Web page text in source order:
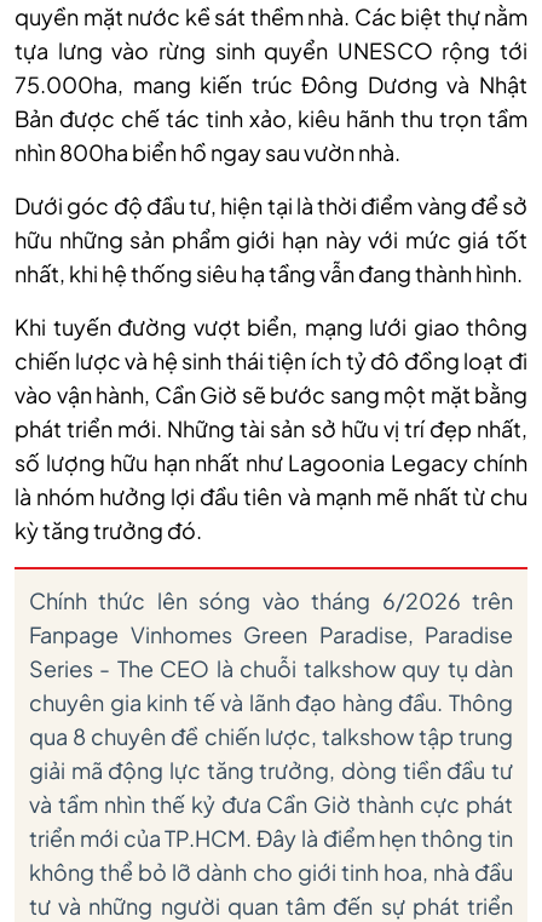
quyền mặt nước kề sát thềm nhà. Các biệt thự nằm
tựa lưng vào rừng sinh quyển UNESCO rộng tới
75.000ha, mang kiến trúc Đông Dương và Nhật
Bản được chế tác tinh xảo, kiêu hãnh thu trọn tầm
nhìn 800ha biển hồ ngay sau vườn nhà.
Dưới góc độ đầu tư, hiện tại là thời điểm vàng để sở
hữu những sản phẩm giới hạn này với mức giá tốt
nhất, khi hệ thống siêu hạ tầng vẫn đang thành hình.
Khi tuyến đường vượt biển, mạng lưới giao thông
chiến lược và hệ sinh thái tiện ích tỷ đô đồng loạt đi
vào vận hành, Cần Giờ sẽ bước sang một mặt bằng
phát triển mới. Những tài sản sở hữu vị trí đẹp nhất,
số lượng hữu hạn nhất như Lagoonia Legacy chính
là nhóm hưởng lợi đầu tiên và mạnh mẽ nhất từ chu
kỳ tăng trưởng đó.
Chính thức lên sóng vào tháng 6/2026 trên
Fanpage Vinhomes Green Paradise, Paradise
Series - The CEO là chuỗi talkshow quy tụ dàn
chuyên gia kinh tế và lãnh đạo hàng đầu. Thông
qua 8 chuyên đề chiến lược, talkshow tập trung
giải mã động lực tăng trưởng, dòng tiền đầu tư
và tầm nhìn thế kỷ đưa Cần Giờ thành cực phát
triển mới của TP.HCM. Đây là điểm hẹn thông tin
không thể bỏ lỡ dành cho giới tinh hoa, nhà đầu
tư và những người quan tâm đến sự phát triển